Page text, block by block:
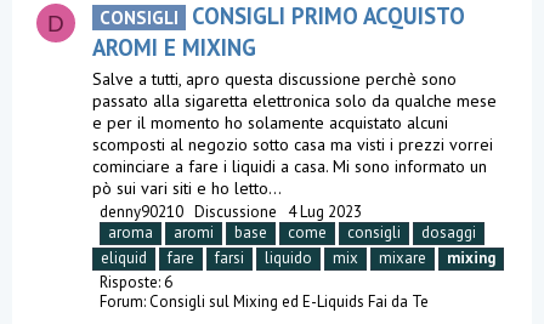
D CONSIGLI
CONSIGLI PRIMO ACQUISTO
AROMI E MIXING
Salve a tutti, apro questa discussione perchè sono
passato alla sigaretta elettronica solo da qualche mese
e per il momento ho solamente acquistato alcuni
scomposti al negozio sotto casa ma visti i prezzi vorrei
cominciare a fare i liquidi a casa. Mi sono informato un
pò sui vari siti e ho letto...
denny90210 Discussione
4 Lug 2023
aroma
aromi base come consigli
dosaggi
eliquid
fare farsi liquido mix mixare
mixing
Risposte: 6
Forum:Consigli sul Mixing ed E-Liquids Fai da Te